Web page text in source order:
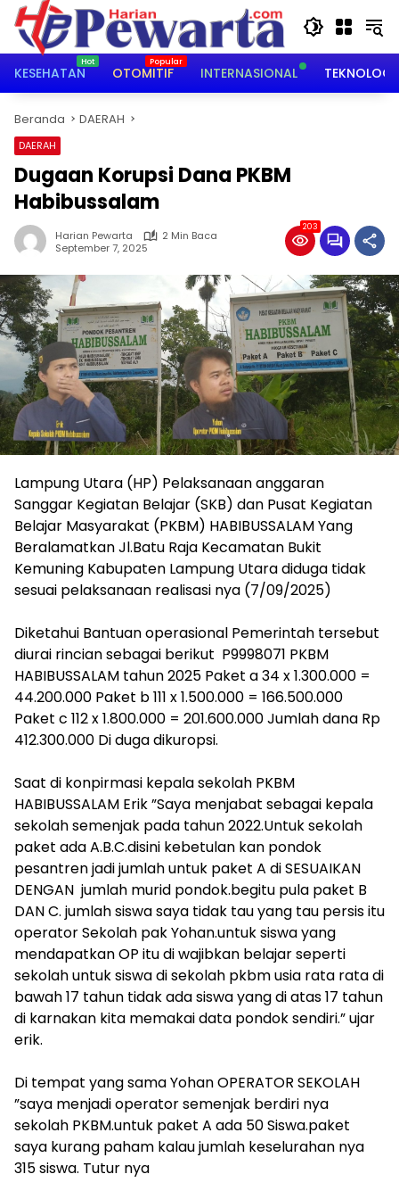
Langsung
konten
KESEHATAN
OTOMITIF INTERNASIONAL TEKNOLOGI
Beranda DAERAH
DAERAH
‎Dugaan Korupsi Dana PKBM
Habibussalam ‎
Harian Pewarta
2 Min Baca
September 7, 2025
203
Lampung Utara (HP) Pelaksanaan anggaran
Sanggar Kegiatan Belajar (SKB) dan Pusat Kegiatan
Belajar Masyarakat (PKBM) HABIBUSSALAM Yang
Beralamatkan Jl.Batu Raja Kecamatan Bukit
Kemuning Kabupaten Lampung Utara diduga tidak
sesuai pelaksanaan realisasi nya (7/09/2025)
‎Diketahui Bantuan operasional Pemerintah tersebut
diurai rincian sebagai berikut P9998071 PKBM
HABIBUSSALAM tahun 2025 Paket a 34 x 1.300.000 =
44.200.000 Paket b 111 x 1.500.000 = 166.500.000
Paket c 112 x 1.800.000 = 201.600.000 Jumlah dana Rp
412.300.000 Di duga dikuropsi.
‎Saat di konpirmasi kepala sekolah PKBM
HABIBUSSALAM Erik ”Saya menjabat sebagai kepala
sekolah semenjak pada tahun 2022.Untuk sekolah
paket ada A.B.C.disini kebetulan kan pondok
pesantren jadi jumlah untuk paket A di SESUAIKAN
DENGAN jumlah murid pondok.begitu pula paket B
DAN C. jumlah siswa saya tidak tau yang tau persis itu
operator Sekolah pak Yohan.untuk siswa yang
mendapatkan OP itu di wajibkan belajar seperti
sekolah untuk siswa di sekolah pkbm usia rata rata di
bawah 17 tahun tidak ada siswa yang di atas 17 tahun
di karnakan kita memakai data pondok sendiri.” ujar
erik.
‎Di tempat yang sama Yohan OPERATOR SEKOLAH
”saya menjadi operator semenjak berdiri nya
sekolah PKBM.untuk paket A ada 50 Siswa.paket
saya kurang paham kalau jumlah keselurahan nya
315 siswa. Tutur nya